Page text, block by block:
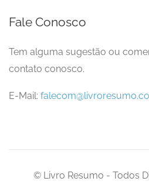
Fale Conosco
Tem alguma sugestão ou
contato conosco.
E-Mail:
© Livro Resumo - Todos